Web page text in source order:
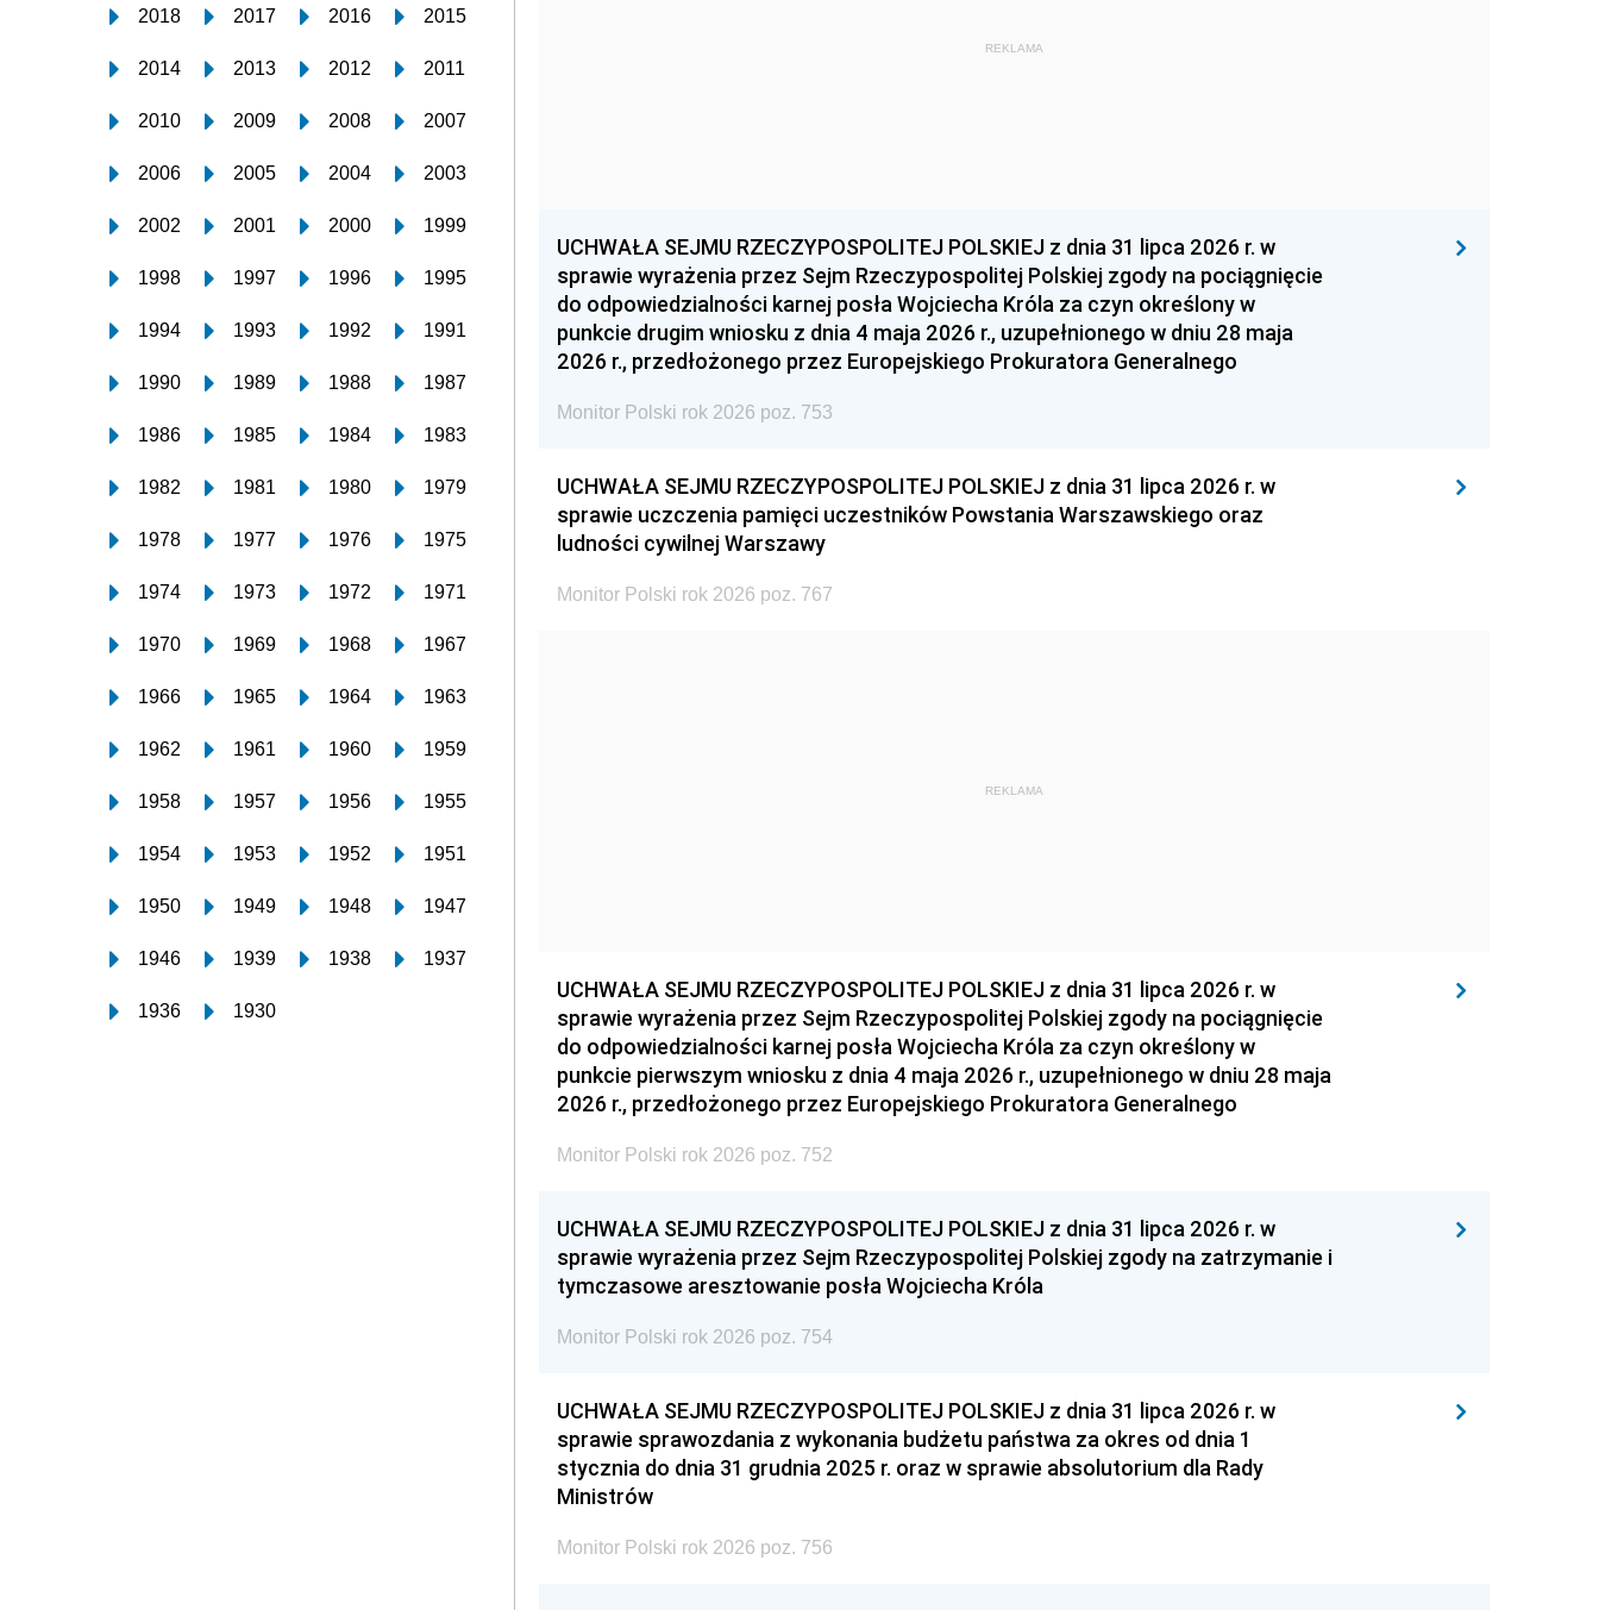
2018 2017 2016 2015
2014 2013 2012 2011
2010 2009 2008 2007
2006 2005 2004 2003
2002 2001 2000 1999
1998 1997 1996 1995
1994 1993 1992 1991
1990 1989 1988 1987
1986 1985 1984 1983
1982 1981 1980 1979
1978 1977 1976 1975
1974 1973 1972 1971
1970 1969 1968 1967
1966 1965 1964 1963
1962 1961 1960 1959
1958 1957 1956 1955
1954 1953 1952 1951
1950 1949 1948 1947
1946 1939 1938 1937
1936 1930
REKLAMA
UCHWAŁA SEJMU RZECZYPOSPOLITEJ POLSKIEJ z dnia 31 lipca 2026 r. w
sprawie wyrażenia przez Sejm Rzeczypospolitej Polskiej zgody na pociągnięcie
do odpowiedzialności karnej posła Wojciecha Króla za czyn określony w
punkcie drugim wniosku z dnia 4 maja 2026 r., uzupełnionego w dniu 28 maja
2026 r., przedłożonego przez Europejskiego Prokuratora Generalnego
Monitor Polski rok 2026 poz. 753
UCHWAŁA SEJMU RZECZYPOSPOLITEJ POLSKIEJ z dnia 31 lipca 2026 r. w
sprawie uczczenia pamięci uczestników Powstania Warszawskiego oraz
ludności cywilnej Warszawy
Monitor Polski rok 2026 poz. 767
REKLAMA
UCHWAŁA SEJMU RZECZYPOSPOLITEJ POLSKIEJ z dnia 31 lipca 2026 r. w
sprawie wyrażenia przez Sejm Rzeczypospolitej Polskiej zgody na pociągnięcie
do odpowiedzialności karnej posła Wojciecha Króla za czyn określony w
punkcie pierwszym wniosku z dnia 4 maja 2026 r., uzupełnionego w dniu 28 maja
2026 r., przedłożonego przez Europejskiego Prokuratora Generalnego
Monitor Polski rok 2026 poz. 752
UCHWAŁA SEJMU RZECZYPOSPOLITEJ POLSKIEJ z dnia 31 lipca 2026 r. w
sprawie wyrażenia przez Sejm Rzeczypospolitej Polskiej zgody na zatrzymanie i
tymczasowe aresztowanie posła Wojciecha Króla
Monitor Polski rok 2026 poz. 754
UCHWAŁA SEJMU RZECZYPOSPOLITEJ POLSKIEJ z dnia 31 lipca 2026 r. w
sprawie sprawozdania z wykonania budżetu państwa za okres od dnia 1
stycznia do dnia 31 grudnia 2025 r. oraz w sprawie absolutorium dla Rady
Ministrów
Monitor Polski rok 2026 poz. 756